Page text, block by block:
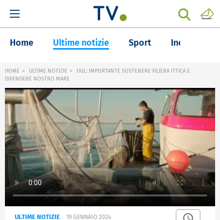
Home Ultime notizie Sport Inchieste
HOME ULTIME NOTIZIE
UGL: IMPORTANTE SOSTENERE FILIERA ITTICA E
DIFENDERE NOSTRO MARE
ULTIME NOTIZIE 19 GENNAIO 2024